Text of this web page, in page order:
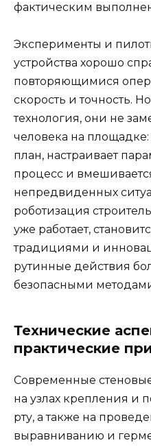
фактическим
Эксперименты и
устройства хорошо
повторяющимися
скорость и точность.
технология, они не
человека на
план, настраивает
процесс и
непредвиденных
роботизация
уже работает,
традициями и
рутинные действия
безопасными
Технические
практические
Современные
на узлах крепления и
рту, а также на
выравниванию и